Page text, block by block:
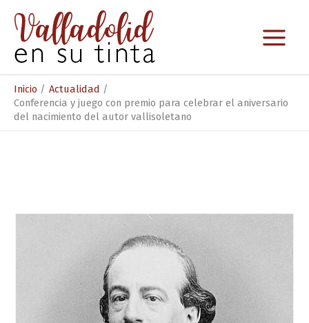
contenido
Inicio
Actualidad
Conferencia y juego con premio para celebrar el aniversario
del nacimiento del autor vallisoletano